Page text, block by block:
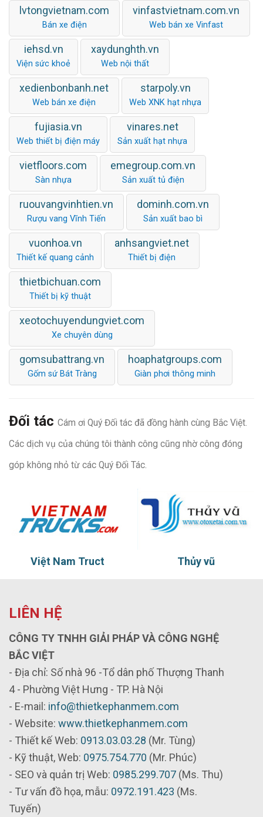
lvtongvietnam.com
Bán xe điện
vinfastvietnam.com.vn
Web bán xe Vinfast
iehsd.vn
Viện sức khoẻ
xaydunghth.vn
Web nội thất
xedienbonbanh.net
Web bán xe điện
starpoly.vn
Web XNK hạt nhựa
fujiasia.vn
Web thiết bị điện máy
vinares.net
Sản xuất hạt nhựa
vietfloors.com
Sàn nhựa
emegroup.com.vn
Sản xuất tủ điện
ruouvangvinhtien.vn
Rượu vang Vĩnh Tiến
dominh.com.vn
Sản xuất bao bì
vuonhoa.vn
Thiết kế quang cảnh
anhsangviet.net
Thiết bị điện
thietbichuan.com
Thiết bị kỹ thuật
xeotochuyendungviet.com
Xe chuyên dùng
gomsubattrang.vn
Gốm sứ Bát Tràng
hoaphatgroups.com
Giàn phơi thông minh
Đối tác Cám ơi Quý Đối tác đã đồng hành cùng Bắc Việt.
Các dịch vụ của chúng tôi thành công cũng nhờ công đóng
góp không nhỏ từ các Quý Đối Tác.
Việt Nam Truct Thủy vũ
LIÊN HỆ
CÔNG TY TNHH GIẢI PHÁP VÀ CÔNG NGHỆ
BẮC VIỆT
- Địa chỉ: Số nhà 96 -Tổ dân phố Thượng Thanh
4 - Phường Việt Hưng - TP. Hà Nội
- E-mail: info@thietkephanmem.com
- Website: www.thietkephanmem.com
- Thiết kế Web: 0913.03.03.28 (Mr. Tùng)
- Kỹ thuật, Web: 0975.754.770 (Mr. Phúc)
- SEO và quản trị Web: 0985.299.707 (Ms. Thu)
- Tư vấn đồ họa, mẫu: 0972.191.423 (Ms.
Tuyến)